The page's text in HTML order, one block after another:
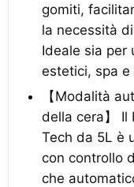
gomiti,
la necessità
Ideale sia per
estetici, spa
【Modalità
della cera】 Il
Tech da 5L è
con controllo
che